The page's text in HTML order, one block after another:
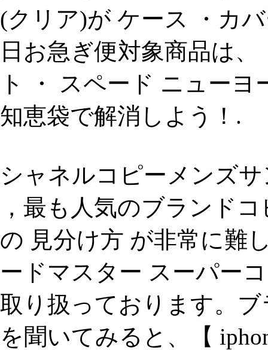
(クリア)が ケース ・カ
日お急ぎ便対象商品は
ト ・ スペード ニュー
知恵袋で解消しよう！.
シャネルコピーメンズ
，最も人気のブランド
の 見分け方 が非常に難
ードマスター スーパー
取り扱っております。
を聞いてみると、【